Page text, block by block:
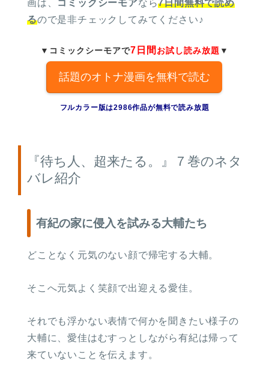
画は、 コミックシーモアなら7日間無料で読め
るので是非チェックしてみてください♪
▼コミックシーモアで7日間 お試し読み放題 ▼
話題のオトナ漫画を無料で読む
フルカラー版は2986作品が無料で読み放題
『待ち人、超来たる。』７巻のネタ
バレ紹介
有紀の家に侵入を試みる大輔たち
どことなく元気のない顔で帰宅する大輔。
そこへ元気よく笑顔で出迎える愛佳。
それでも浮かない表情で何かを聞きたい様子の
大輔に、愛佳はむすっとしながら有紀は帰って
来ていないことを伝えます。